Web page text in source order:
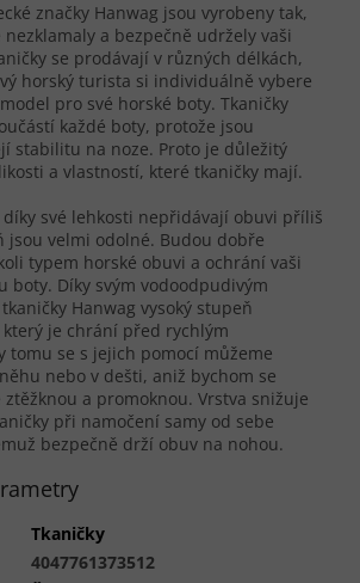
značky Hanwag jsou vyrobeny tak,
nezklamaly a bezpečně udržely vaši
se prodávají v různých délkách,
horský turista si individuálně vybere
pro své horské boty. Tkaničky
každé boty, protože jsou
stabilitu na noze. Proto je důležitý
a vlastností, které tkaničky mají.
díky své lehkosti nepřidávají obuvi příliš
jsou velmi odolné. Budou dobře
typem horské obuvi a ochrání vaši
boty. Díky svým vodoodpudivým
Hanwag vysoký stupeň
je chrání před rychlým
tomu se s jejich pomocí můžeme
nebo v dešti, aniž bychom se
a promoknou. Vrstva snižuje
při namočení samy od sebe
bezpečně drží obuv na nohou.
Tkaničky
4047761373512